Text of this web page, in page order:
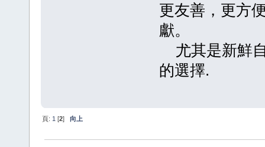
更友善，更方
獻。
尤其是新鮮
的選擇.
頁:1 [2]向上